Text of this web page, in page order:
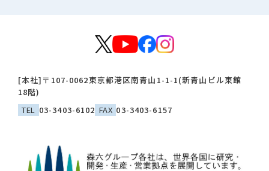
[本社] 〒107-0062東京都港区南青山1-1-1(新青山ビル東館
18階)
TEL
03-3403-6102 FAX 03-3403-6157